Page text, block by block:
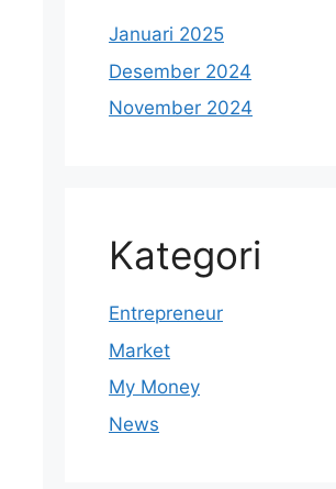
Januari 2025
Desember 2024
November 2024
Kategori
Entrepreneur
Market
My Money
News